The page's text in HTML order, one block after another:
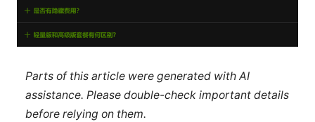
Parts of this article were generated with AI
assistance. Please double-check important details
before relying on them.